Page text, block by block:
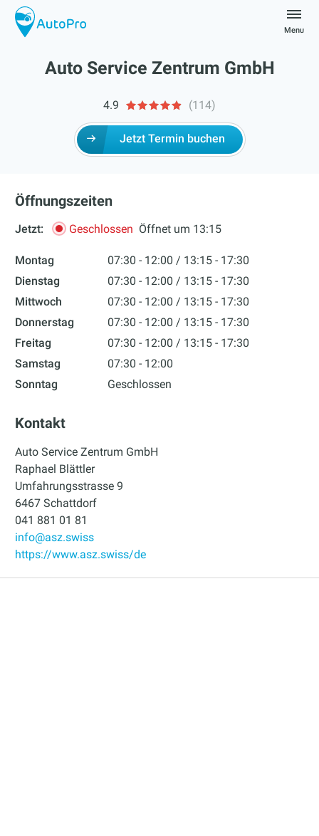
Skip
content
Menu
Auto Service Zentrum GmbH
4.9 (114)
Jetzt Termin buchen
Öffnungszeiten
Jetzt: Geschlossen Öffnet um 13:15
Montag 07:30 - 12:00
13:15 - 17:30
Dienstag
07:30 - 12:00
13:15 - 17:30
Mittwoch
07:30 - 12:00
13:15 - 17:30
Donnerstag
07:30 - 12:00
13:15 - 17:30
Freitag
07:30 - 12:00
13:15 - 17:30
Samstag
07:30 - 12:00
Sonntag
Geschlossen
Kontakt
Auto Service Zentrum GmbH
Raphael Blättler
Umfahrungsstrasse 9
6467 Schattdorf
041 881 01 81
info@asz.swiss
https://www.asz.swiss/de